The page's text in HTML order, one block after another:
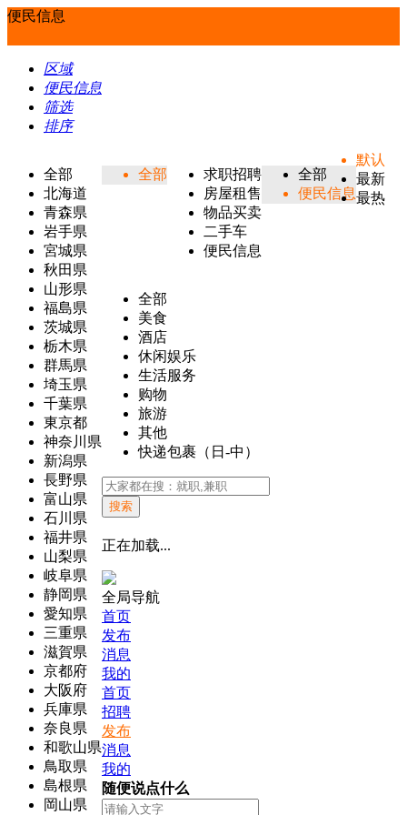
便民信息
区域
便民信息
筛选
排序
全部
北海道
青森県
岩手県
宮城県
秋田県
山形県
福島県
茨城県
栃木県
群馬県
埼玉県
千葉県
東京都
神奈川県
新潟県
長野県
富山県
石川県
福井県
山梨県
岐阜県
静岡県
愛知県
三重県
滋賀県
京都府
大阪府
兵庫県
奈良県
和歌山県
鳥取県
島根県
岡山県
全部
求职招聘
房屋租售
物品买卖
二手车
便民信息
全部
便民信息
全部
美食
酒店
休闲娱乐
生活服务
购物
旅游
其他
快递包裹（日-中）
默认
最新
最热
搜索
正在加载...
全局导航
首页
发布
消息
我的
首页
招聘
发布
消息
我的
随便说点什么